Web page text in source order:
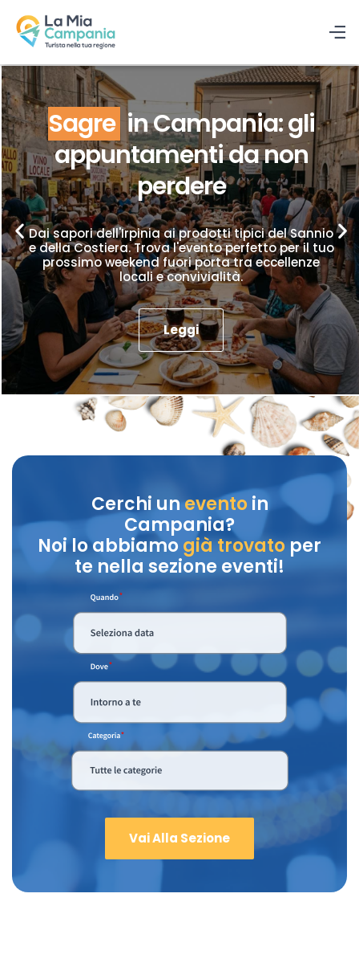
Sagre in Campania: gli
appuntamenti da non
perdere
Dai sapori dell'Irpinia ai prodotti tipici del Sannio
e della Costiera. Trova l'evento perfetto per il tuo
prossimo weekend fuori porta tra eccellenze
locali e convivialità.
Leggi
Cerchi unevento in
Campania?
Noi lo abbiamo già trovatoper
te nella sezione eventi!
Vai Alla Sezione